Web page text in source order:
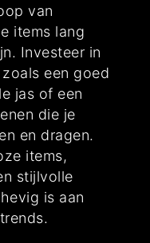
van
items lang
Investeer in
een goed
jas of een
die je
en dragen.
items,
stijlvolle
is aan